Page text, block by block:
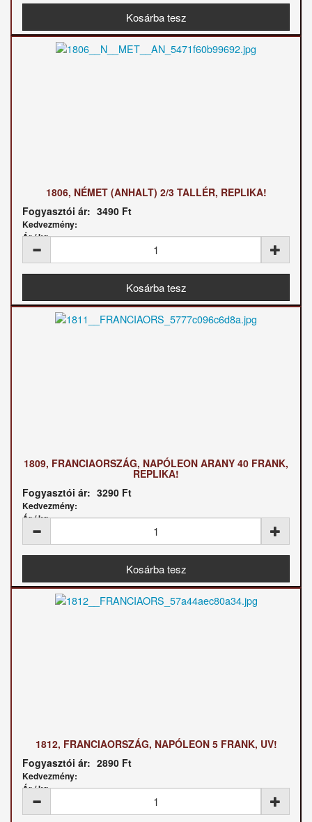
1806, NÉMET (ANHALT) 2/3 TALLÉR, REPLIKA!
Fogyasztói ár: 3490 Ft
Kedvezmény:
Ár / kg:
1809, FRANCIAORSZÁG, NAPÓLEON ARANY 40 FRANK,
REPLIKA!
Fogyasztói ár: 3290 Ft
Kedvezmény:
Ár / kg:
1812, FRANCIAORSZÁG, NAPÓLEON 5 FRANK, UV!
Fogyasztói ár: 2890 Ft
Kedvezmény:
Ár / kg: